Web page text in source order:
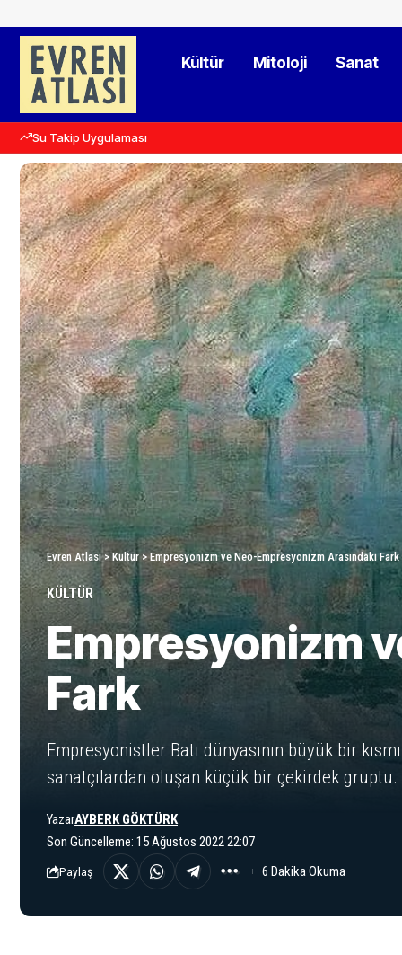
Kültür Mitoloji Sanat
Su Takip Uygulaması
Evren Atlası> Kültür>Empresyonizm ve Neo-Empresyonizm Arasındaki Fark
KÜLTÜR
Empresyonizm
Fark
Empresyonistler Batı dünyasının büyük bir
sanatçılardan oluşan küçük bir çekirdek gruptu.
Son Güncelleme: 15 Ağustos 2022 22:07
YazarAYBERK GÖKTÜRK
Paylaş 6 Dakika Okuma